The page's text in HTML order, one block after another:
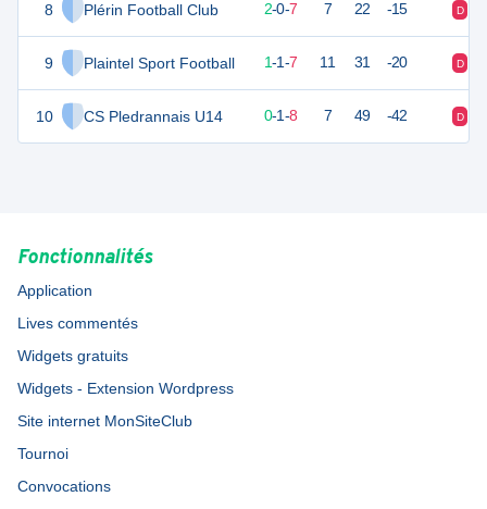
8 Plérin Football Club
9 Plaintel Sport Football
10 CS Pledrannais U14
6 2-0-7 7 22 -15 D
4 9 1-1-7 11 31 -20 D
1 0-1-8 7 49 -42 D
Fonctionnalités
Application
Lives commentés
Widgets gratuits
Widgets - Extension Wordpress
Site internet MonSiteClub
Tournoi
Convocations